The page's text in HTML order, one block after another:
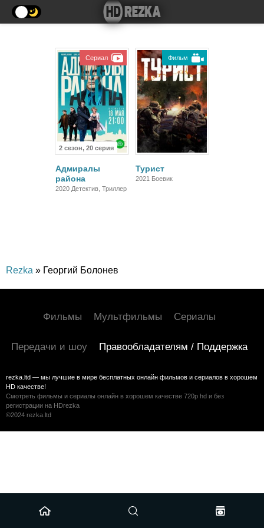
2 сезон, 20 серия
Сериал
Адмиралы
района
2020 Детектив, Триллер
Фильм
Турист
2021 Боевик
Rezka » Георгий Болонев
Фильмы Мультфильмы Сериалы
Передачи и шоу Правообладателям / Поддержка
rezka.ltd — мы лучшие в мире бесплатных онлайн фильмов и сериалов в хорошем
HD качестве!
Смотреть фильмы и сериалы онлайн в хорошем качестве 720p hd и без
регистрации на HDrezka
©2024 rezka.ltd